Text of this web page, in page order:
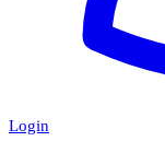
Login